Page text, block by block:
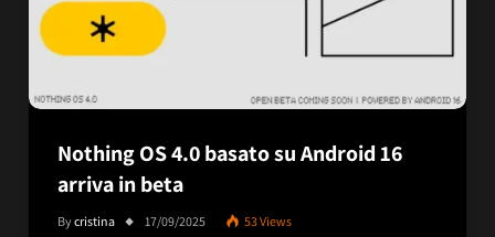
Nothing OS 4.0 basato su Android 16
arriva in beta
Bycristina 17/09/2025 53Views